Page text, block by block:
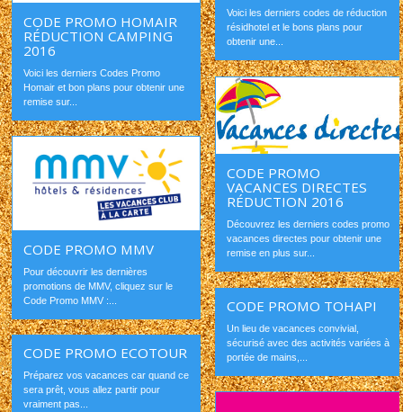
CODE PROMO HOMAIR
RÉDUCTION CAMPING
2016
Voici les derniers Codes Promo
Homair et bon plans pour obtenir une
remise sur...
Voici les derniers codes de réduction
résidhotel et le bons plans pour
obtenir une...
CODE PROMO
VACANCES DIRECTES
RÉDUCTION 2016
Découvrez les derniers codes promo
vacances directes pour obtenir une
remise en plus sur...
CODE PROMO MMV
Pour découvrir les dernières
promotions de MMV, cliquez sur le
Code Promo MMV :...
CODE PROMO TOHAPI
Un lieu de vacances convivial,
sécurisé avec des activités variées à
portée de mains,...
CODE PROMO ECOTOUR
Préparez vos vacances car quand ce
sera prêt, vous allez partir pour
vraiment pas...